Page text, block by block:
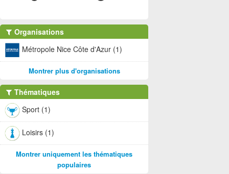
Organisations
Métropole Nice Côte d'Azur (1)
Montrer plus d'organisations
Thématiques
Sport (1)
Loisirs (1)
Montrer uniquement les thématiques
populaires